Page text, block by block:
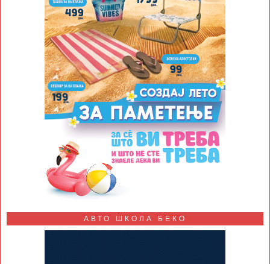
АВТО ШКОЛА БЕКО